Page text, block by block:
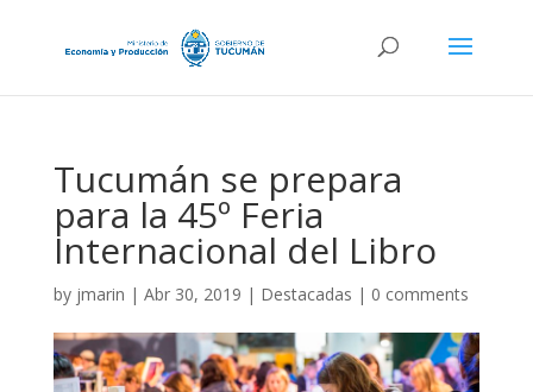
Tucumán se prepara
para la 45º Feria
Internacional del Libro
by jmarin | Abr 30, 2019 | Destacadas | 0 comments